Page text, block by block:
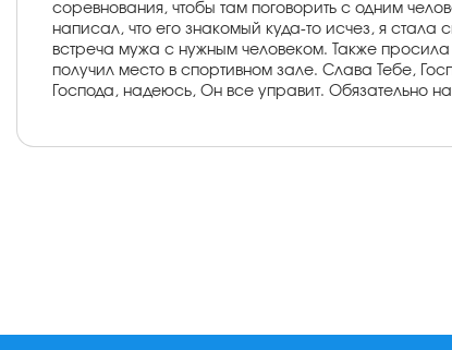
соревнования, чтобы там поговорить с одним
написал, что его знакомый куда-то исчез, я
встреча мужа с нужным человеком. Также
получил место в спортивном зале. Слава Тебе,
Господа, надеюсь, Он все управит. Обязательно